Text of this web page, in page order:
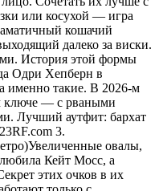
или косухой — игра
кошачий
далеко за виски.
История этой формы
Одри Хепберн в
именно такие. В 2026-м
ключе — с рваными
Лучший аутфит: бархат
3.
овалы,
Кейт Мосс, а
этих очков в их